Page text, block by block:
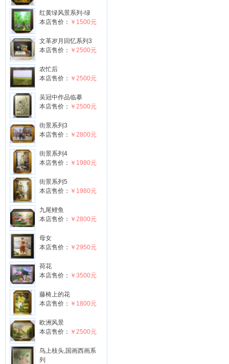
红黄绿风景系列-绿
本店售价： ￥1500元
文革岁月回忆系列3
本店售价： ￥2500元
农忙后
本店售价： ￥2500元
吴冠中作品临摹
本店售价： ￥2500元
街景系列3
本店售价： ￥2800元
街景系列4
本店售价： ￥1980元
街景系列5
本店售价： ￥1980元
九尾鲤鱼
本店售价： ￥2800元
母女
本店售价： ￥2950元
荷花
本店售价： ￥3500元
藤椅上的花
本店售价： ￥1800元
欧洲风景
本店售价： ￥2500元
鸟上枝头,国画西画系
列